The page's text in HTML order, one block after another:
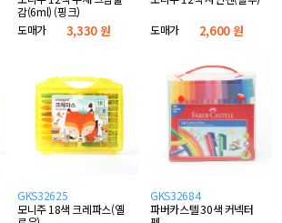
감(6ml) (핑크)
도매가
3,330 원
도매가
2,600 원
GKS32625
모니주 18색 크레파스(옐
GKS32684
파버카스텔 30색 커넥터